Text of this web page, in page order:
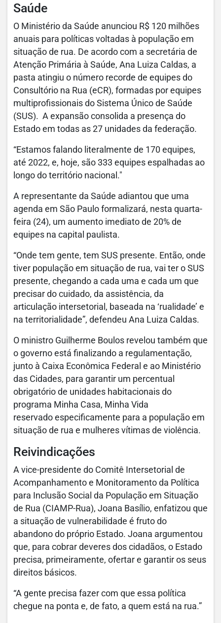
Saúde
O Ministério da Saúde anunciou R$ 120 milhões
anuais para políticas voltadas à população em
situação de rua. De acordo com a secretária de
Atenção Primária à Saúde, Ana Luiza Caldas, a
pasta atingiu o número recorde de equipes do
Consultório na Rua (eCR), formadas por equipes
multiprofissionais do Sistema Único de Saúde
(SUS). A expansão consolida a presença do
Estado em todas as 27 unidades da federação.
“Estamos falando literalmente de 170 equipes,
até 2022, e, hoje, são 333 equipes espalhadas ao
longo do território nacional."
A representante da Saúde adiantou que uma
agenda em São Paulo formalizará, nesta quarta-
feira (24), um aumento imediato de 20% de
equipes na capital paulista.
“Onde tem gente, tem SUS presente. Então, onde
tiver população em situação de rua, vai ter o SUS
presente, chegando a cada uma e cada um que
precisar do cuidado, da assistência, da
articulação intersetorial, baseada na ‘rualidade’ e
na territorialidade”, defendeu Ana Luiza Caldas.
O ministro Guilherme Boulos revelou também que
o governo está finalizando a regulamentação,
junto à Caixa Econômica Federal e ao Ministério
das Cidades, para garantir um percentual
obrigatório de unidades habitacionais do
programa Minha Casa, Minha Vida
reservado especificamente para a população em
situação de rua e mulheres vítimas de violência.
Reivindicações
A vice-presidente do Comitê Intersetorial de
Acompanhamento e Monitoramento da Política
para Inclusão Social da População em Situação
de Rua (CIAMP-Rua), Joana Basílio, enfatizou que
a situação de vulnerabilidade é fruto do
abandono do próprio Estado. Joana argumentou
que, para cobrar deveres dos cidadãos, o Estado
precisa, primeiramente, ofertar e garantir os seus
direitos básicos.
“A gente precisa fazer com que essa política
chegue na ponta e, de fato, a quem está na rua.”